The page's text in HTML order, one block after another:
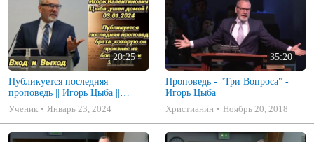
20:25
Публикуется последняя
проповедь || Игорь Цыба ||
Которую он произнес на
богослужении 31.12.2023
Ученик Январь 23, 2024
35:20
Проповедь - "Три Вопроса" -
Игорь Цыба
Христианин
Ноябрь 20, 2018